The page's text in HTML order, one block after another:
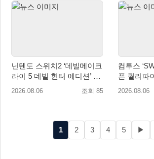
닌텐도 스위치2 ‘데빌메이크
라이 5 데빌 헌터 에디션’ 패
키지 제품 8월 7일 예약판매
2026.08.06 조회 85
컴투스
픈 퀄리파
즌 개막!
2026.08.06
1 2 3 4 5 ▶